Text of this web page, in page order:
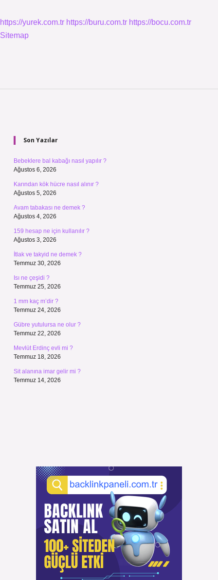
https://yurek.com.tr https://buru.com.tr https://bocu.com.tr
Sitemap
Son Yazılar
Bebeklere bal kabağı nasıl yapılır ?
Ağustos 6, 2026
Karından kök hücre nasıl alınır ?
Ağustos 5, 2026
Avam tabakası ne demek ?
Ağustos 4, 2026
159 hesap ne için kullanılır ?
Ağustos 3, 2026
İtlak ve takyid ne demek ?
Temmuz 30, 2026
Isı ne çeşidi ?
Temmuz 25, 2026
1 mm kaç m’dir ?
Temmuz 24, 2026
Gübre yutulursa ne olur ?
Temmuz 22, 2026
Mevlüt Erdinç evli mi ?
Temmuz 18, 2026
Sit alanına imar gelir mi ?
Temmuz 14, 2026